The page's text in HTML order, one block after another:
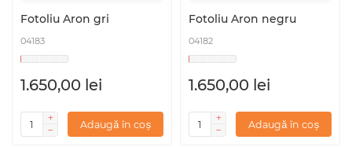
Fotoliu Aron gri
04183
1.650,00 lei
Adaugă în coș
Fotoliu Aron negru
04182
1.650,00 lei
Adaugă în coș